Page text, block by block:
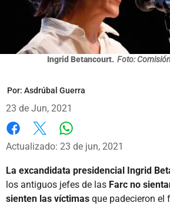
Ingrid Betancourt. Foto:
Por: Asdrúbal Guerra
23 de Jun, 2021
Facebook
X
Actualizado: 23 de jun, 2021
La excandidata presidencial Ingrid
los antiguos jefes de las Farc no
sienten las víctimas que padecieron el